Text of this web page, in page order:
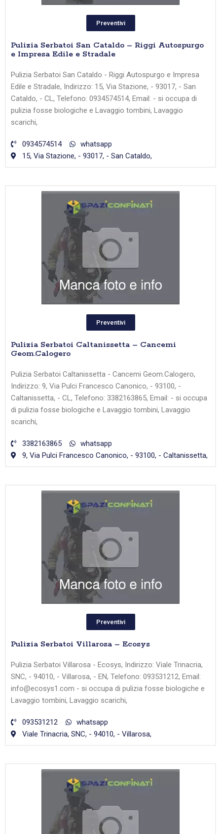
Preventivi
Pulizia Serbatoi San Cataldo – Riggi Autospurgo
e Impresa Edile e Stradale
Pulizia Serbatoi San Cataldo - Riggi Autospurgo e Impresa
Edile e Stradale, Indirizzo: 15, Via Stazione, - 93017, - San
Cataldo, - CL, Telefono: 0934574514, Email: - si occupa di
pulizia fosse biologiche e Lavaggio tombini, Lavaggio
scarichi,
0934574514
whatsapp
15, Via Stazione, - 93017, - San Cataldo,
Preventivi
Pulizia Serbatoi Caltanissetta – Cancemi
Geom.Calogero
Pulizia Serbatoi Caltanissetta - Cancemi Geom.Calogero,
Indirizzo: 9, Via Pulci Francesco Canonico, - 93100, -
Caltanissetta, - CL, Telefono: 3382163865, Email: - si occupa
di pulizia fosse biologiche e Lavaggio tombini, Lavaggio
scarichi,
3382163865
whatsapp
9, Via Pulci Francesco Canonico, - 93100, - Caltanissetta,
Preventivi
Pulizia Serbatoi Villarosa – Ecosys
Pulizia Serbatoi Villarosa - Ecosys, Indirizzo: Viale Trinacria,
SNC, - 94010, - Villarosa, - EN, Telefono: 093531212, Email:
info@ecosys1.com - si occupa di pulizia fosse biologiche e
Lavaggio tombini, Lavaggio scarichi,
093531212
whatsapp
Viale Trinacria, SNC, - 94010, - Villarosa,